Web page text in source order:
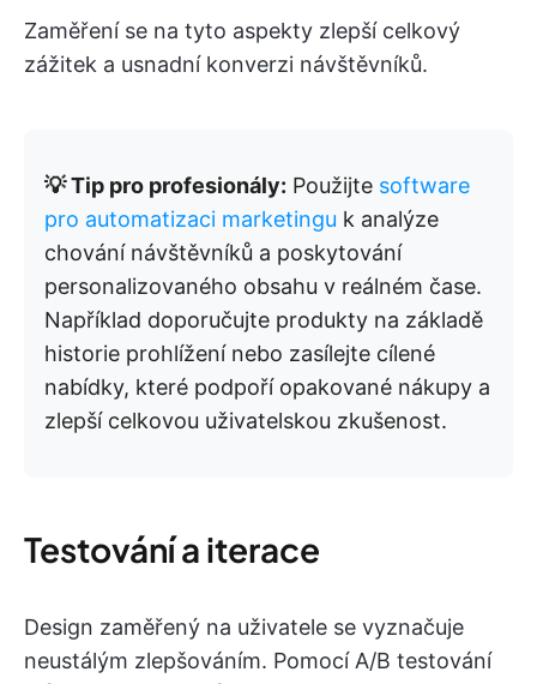
Zaměření se na tyto aspekty zlepší celkový
zážitek a usnadní konverzi návštěvníků.
💡 Tip pro profesionály: Použijte software
pro automatizaci marketingu k analýze
chování návštěvníků a poskytování
personalizovaného obsahu v reálném čase.
Například doporučujte produkty na základě
historie prohlížení nebo zasílejte cílené
nabídky, které podpoří opakované nákupy a
zlepší celkovou uživatelskou zkušenost.
Testování a iterace
Design zaměřený na uživatele se vyznačuje
neustálým zlepšováním. Pomocí A/B testování